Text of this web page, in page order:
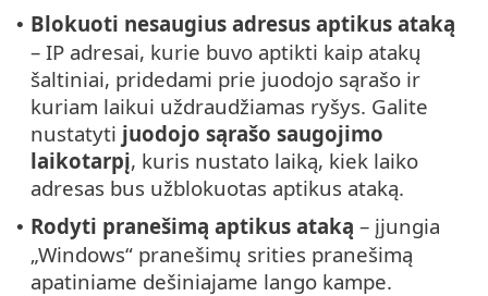
• Blokuoti nesaugius adresus aptikus ataką
– IP adresai, kurie buvo aptikti kaip atakų
šaltiniai, pridedami prie juodojo sąrašo ir
kuriam laikui uždraudžiamas ryšys. Galite
nustatyti juodojo sąrašo saugojimo
laikotarpį, kuris nustato laiką, kiek laiko
adresas bus užblokuotas aptikus ataką.
• Rodyti pranešimą aptikus ataką – įjungia
„Windows“ pranešimų srities pranešimą
apatiniame dešiniajame lango kampe.